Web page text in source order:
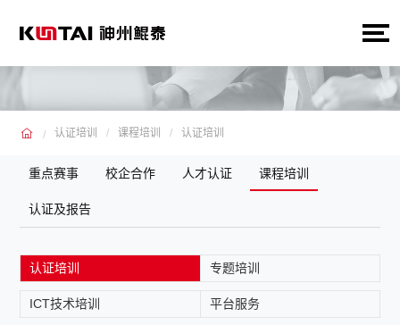
认证培训 课程培训 认证培训
重点赛事 校企合作 人才认证 课程培训
认证及报告
认证培训 专题培训
ICT技术培训 平台服务